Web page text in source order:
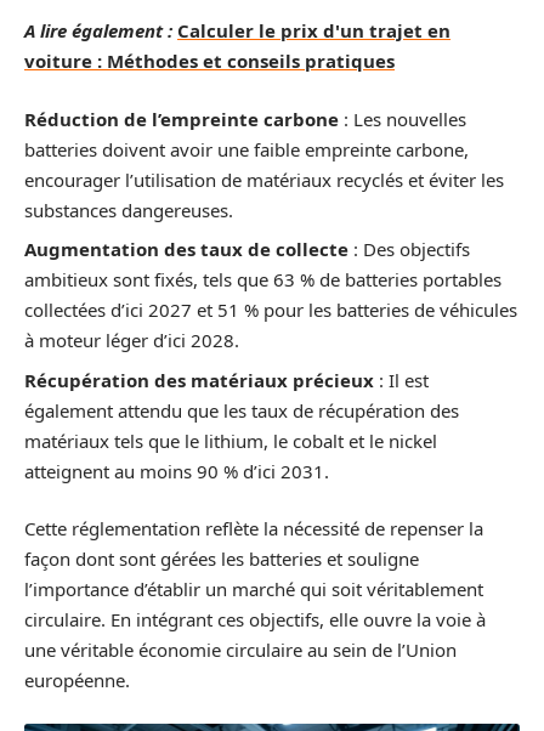
A lire également : Calculer le prix d'un trajet en
voiture : Méthodes et conseils pratiques
Réduction de l’empreinte carbone : Les nouvelles
batteries doivent avoir une faible empreinte carbone,
encourager l’utilisation de matériaux recyclés et éviter les
substances dangereuses.
Augmentation des taux de collecte : Des objectifs
ambitieux sont fixés, tels que 63 % de batteries portables
collectées d’ici 2027 et 51 % pour les batteries de véhicules
à moteur léger d’ici 2028.
Récupération des matériaux précieux : Il est
également attendu que les taux de récupération des
matériaux tels que le lithium, le cobalt et le nickel
atteignent au moins 90 % d’ici 2031.
Cette réglementation reflète la nécessité de repenser la
façon dont sont gérées les batteries et souligne
l’importance d’établir un marché qui soit véritablement
circulaire. En intégrant ces objectifs, elle ouvre la voie à
une véritable économie circulaire au sein de l’Union
européenne.